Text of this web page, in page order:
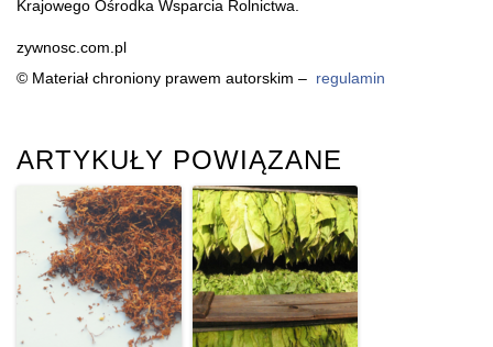
Krajowego Ośrodka Wsparcia Rolnictwa.
zywnosc.com.pl
© Materiał chroniony prawem autorskim – regulamin
ARTYKUŁY POWIĄZANE